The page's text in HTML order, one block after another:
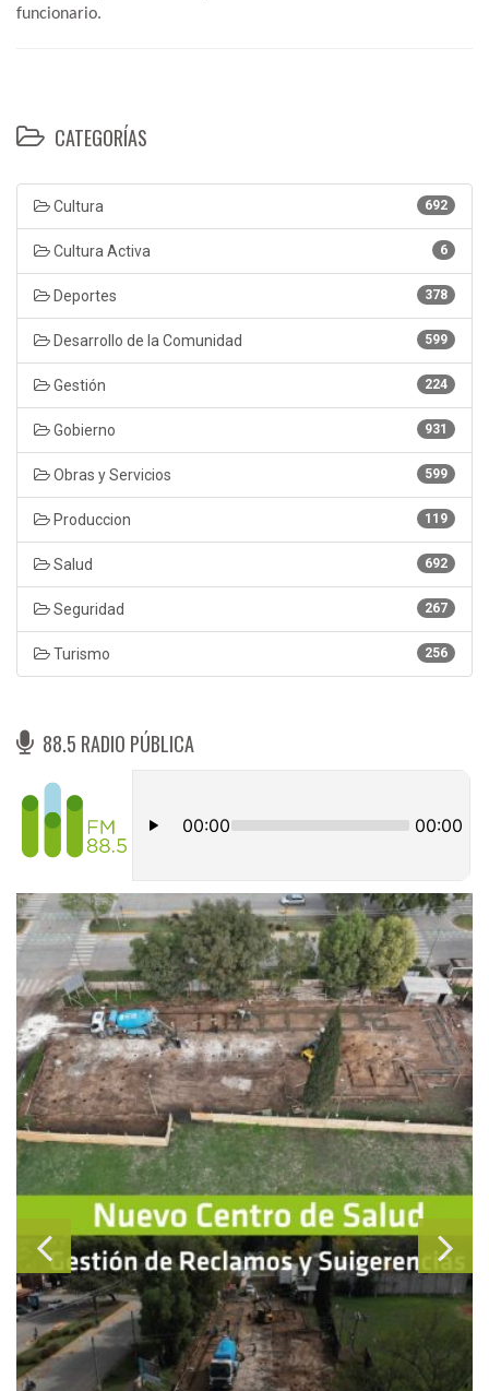
funcionario.
CATEGORÍAS
692
Cultura
6
Cultura Activa
378
Deportes
599
Desarrollo de la Comunidad
224
Gestión
931
Gobierno
599
Obras y Servicios
119
Produccion
692
Salud
267
Seguridad
256
Turismo
88.5 RADIO PÚBLICA